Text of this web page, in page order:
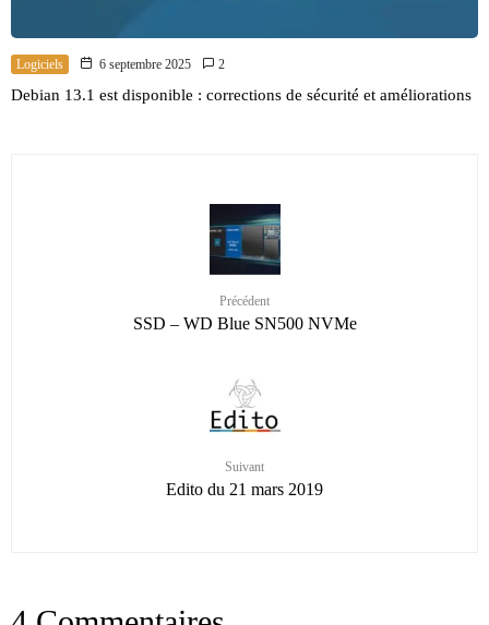
Logiciels 6 septembre 2025 2
Debian 13.1 est disponible : corrections de sécurité et améliorations
Précédent
SSD – WD Blue SN500 NVMe
Suivant
Edito du 21 mars 2019